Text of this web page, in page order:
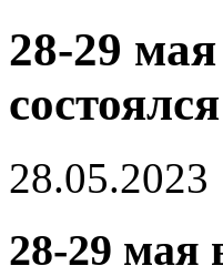
28-29
28.05.2023
28-29 мая